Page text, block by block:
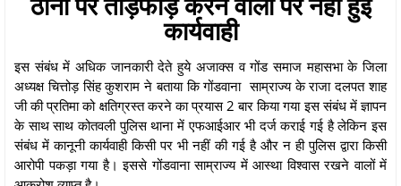
कार्यवाही
इस संबंध में अधिक जानकारी देते हुये अजाक्स व गोंड समाज महासभा के जिला
अध्यक्ष चित्तोड़ सिंह कुशराम ने बताया कि गोंडवाना साम्राज्य के राजा दलपत शाह
जी की प्रतिमा को क्षतिग्रस्त करने का प्रयास 2 बार किया गया इस संबंध में ज्ञापन
के साथ साथ कोतवली पुलिस थाना में एफआईआर भी दर्ज कराई गई है लेकिन इस
संबंध में कानूनी कार्यवाही किसी पर भी नहीं की गई है और न ही पुलिस द्वारा किसी
आरोपी पकड़ा गया है। इससे गोंडवाना साम्राज्य में आस्था विश्वास रखने वालों में